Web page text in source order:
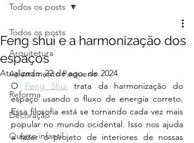
Todos os posts
Arquitetura
Apartamento Pequeno
Reforma
Decoração
Quarto infantil
Todos os posts
Feng shui e a harmonização dos
espaços
Atualizado:22 de ago. de 2024
O Feng Shui trata da harmonização do
espaço usando o fluxo de energia correto.
Essa filosofia está se tornando cada vez mais
popular no mundo ocidental. Isso nos ajuda
a fazer o projeto de interiores de nossas